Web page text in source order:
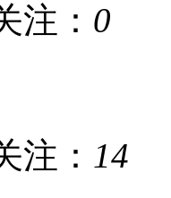
注： 0
注： 14